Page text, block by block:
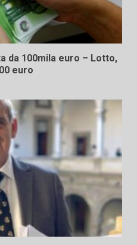
da 100mila euro – Lotto,
euro